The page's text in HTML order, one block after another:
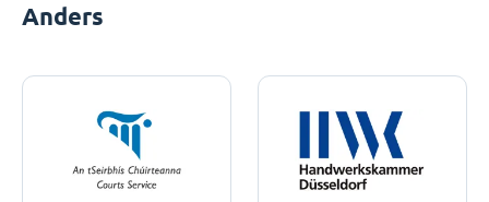
Anders